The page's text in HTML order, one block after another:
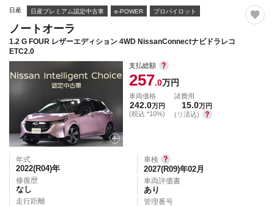
日産 日産プレミアム認定中古車 e-POWER プロパイロット
ノートオーラ
1.2 G FOUR レザーエディション 4WD NissanConnectナビドラレコ
ETC2.0
支払総額
257.0万円
車両価格
242.0万円
(税込 *10%)
諸費用
15.0万円
(リ済込)
年式
2022(R04)年
修復歴
なし
走行距離
車検
2027(R09)年02月
車両評価書
あり
管理番号